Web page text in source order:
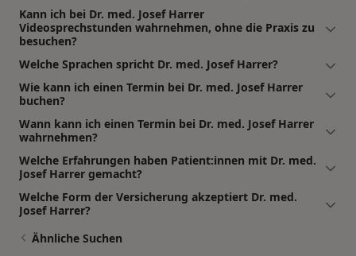
Kann ich bei Dr. med. Josef Harrer
Videosprechstunden wahrnehmen, ohne die Praxis zu
besuchen?
Welche Sprachen spricht Dr. med. Josef Harrer?
Wie kann ich einen Termin bei Dr. med. Josef Harrer
buchen?
Wann kann ich einen Termin bei Dr. med. Josef Harrer
wahrnehmen?
Welche Erfahrungen haben Patient:innen mit Dr. med.
Josef Harrer gemacht?
Welche Form der Versicherung akzeptiert Dr. med.
Josef Harrer?
Ähnliche Suchen